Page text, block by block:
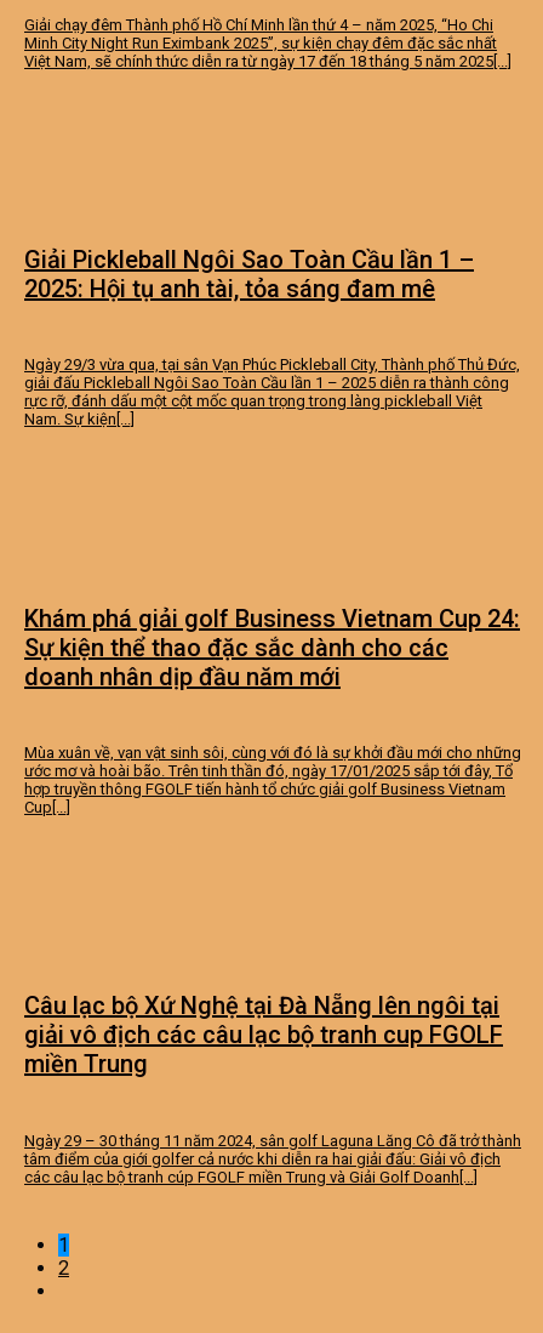
Giải chạy đêm Thành phố Hồ Chí Minh lần thứ 4 – năm 2025, “Ho Chi
Minh City Night Run Eximbank 2025”, sự kiện chạy đêm đặc sắc nhất
Việt Nam, sẽ chính thức diễn ra từ ngày 17 đến 18 tháng 5 năm 2025[...]
Giải Pickleball Ngôi Sao Toàn Cầu lần 1 –
2025: Hội tụ anh tài, tỏa sáng đam mê
Ngày 29/3 vừa qua, tại sân Vạn Phúc Pickleball City, Thành phố Thủ Đức,
giải đấu Pickleball Ngôi Sao Toàn Cầu lần 1 – 2025 diễn ra thành công
rực rỡ, đánh dấu một cột mốc quan trọng trong làng pickleball Việt
Nam. Sự kiện[...]
Khám phá giải golf Business Vietnam Cup 24:
Sự kiện thể thao đặc sắc dành cho các
doanh nhân dịp đầu năm mới
Mùa xuân về, vạn vật sinh sôi, cùng với đó là sự khởi đầu mới cho những
ước mơ và hoài bão. Trên tinh thần đó, ngày 17/01/2025 sắp tới đây, Tổ
hợp truyền thông FGOLF tiến hành tổ chức giải golf Business Vietnam
Cup[...]
Câu lạc bộ Xứ Nghệ tại Đà Nẵng lên ngôi tại
giải vô địch các câu lạc bộ tranh cup FGOLF
miền Trung
Ngày 29 – 30 tháng 11 năm 2024, sân golf Laguna Lăng Cô đã trở thành
tâm điểm của giới golfer cả nước khi diễn ra hai giải đấu: Giải vô địch
các câu lạc bộ tranh cúp FGOLF miền Trung và Giải Golf Doanh[...]
1
2